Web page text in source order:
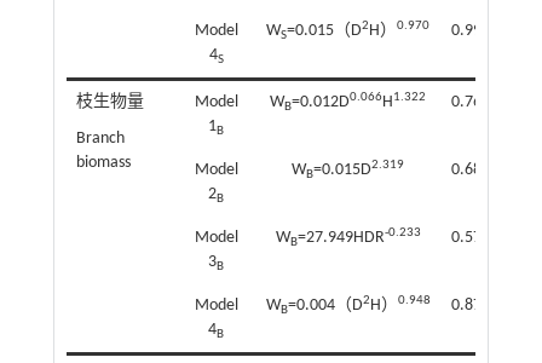
Model
4S
WS=0.015（D2 H）0.970 0.996
枝生物量
Branch
biomass
Model
1B
WB=0.012D0.066H 1.322 0.765
Model
2B
WB=0.015D2.319 0.684
Model
3B
WB=27.949HDR-0.233 0.575
Model
4B
WB=0.004（D2 H） 0.948 0.871